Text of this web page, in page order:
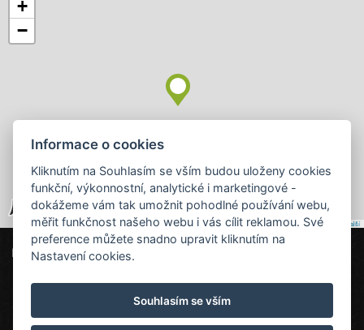
+
−
Leaflet © Seznam.cz a.s. a další
Penzion Vysoká Stráž
vysoka.straz@gmail.com +420 774 295 342
Penzion Vysoká Stráž
Informace o cookies
Kliknutím na Souhlasím se vším budou uloženy cookies
funkční, výkonnostní, analytické i marketingové -
dokážeme vám tak umožnit pohodlné používání webu,
měřit funkčnost našeho webu i vás cílit reklamou. Své
preference můžete snadno upravit kliknutím na
Nastavení cookies.
Souhlasím se vším